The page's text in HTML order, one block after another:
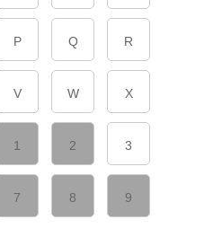
P Q R
V W X
1 2 3
7 8 9